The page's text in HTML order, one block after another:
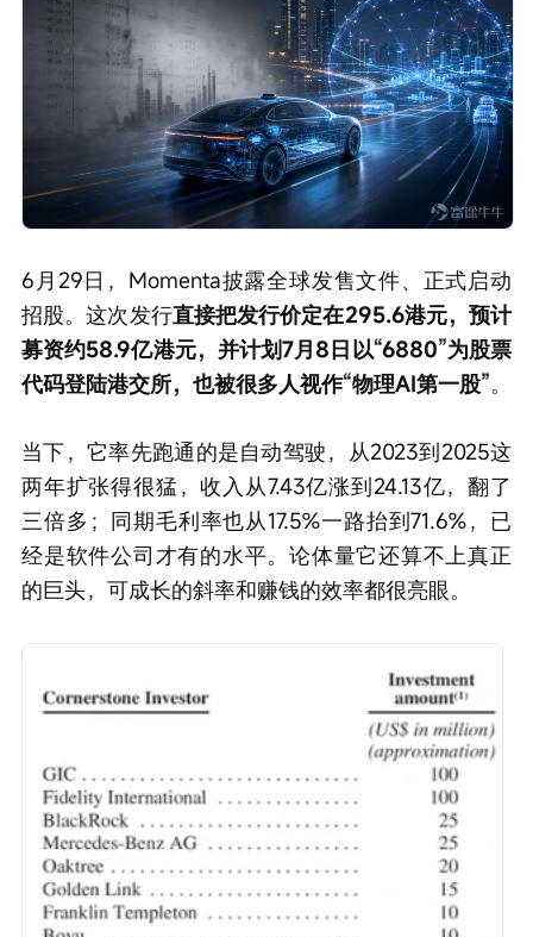
6月29日，Momenta披露全球发售文件、正式启动
招股。这次发行直接把发行价定在295.6港元，预计
募资约58.9亿港元，并计划7月8日以“6880”为股票
代码登陆港交所，也被很多人视作“物理AI第一股”。
当下，它率先跑通的是自动驾驶，从2023到2025这
两年扩张得很猛，收入从7.43亿涨到24.13亿，翻了
三倍多；同期毛利率也从17.5%一路抬到71.6%，已
经是软件公司才有的水平。论体量它还算不上真正
的巨头，可成长的斜率和赚钱的效率都很亮眼。